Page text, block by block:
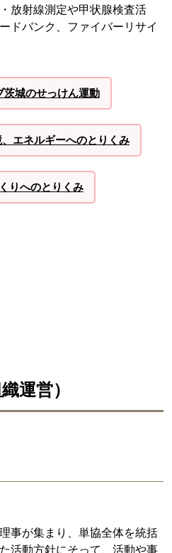
放射線測定や甲状腺検査活
ドバンク、ファイバーリサイ
茨城のせっけん運動
、エネルギーへのとりくみ
りへのとりくみ
運営）
事が集まり、単協全体を統括
活動方針にそって、活動や事